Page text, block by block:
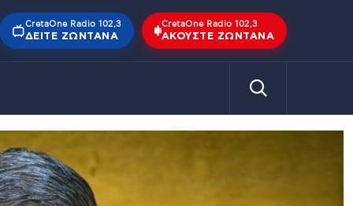
CretaOne Radio 102,3
ΔΕΊΤΕ ΖΩΝΤΑΝΆ
CretaOne Radio 102,3
ΑΚΟΎΣΤΕ ΖΩΝΤΑΝΆ